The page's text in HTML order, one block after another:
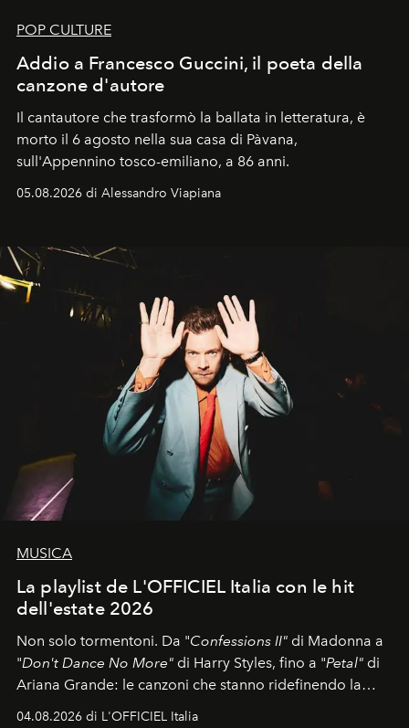
POP CULTURE
Addio a Francesco Guccini, il poeta della
canzone d'autore
Il cantautore che trasformò la ballata in letteratura, è
morto il 6 agosto nella sua casa di Pàvana,
sull'Appennino tosco-emiliano, a 86 anni.
05.08.2026 di Alessandro Viapiana
MUSICA
La playlist de L'OFFICIEL Italia con le hit
dell'estate 2026
Non solo tormentoni. Da "Confessions II" di Madonna a
"Don't Dance No More" di Harry Styles, fino a "Petal" di
Ariana Grande: le canzoni che stanno ridefinendo la
colonna sonora della stagione.
04.08.2026 di L'OFFICIEL Italia